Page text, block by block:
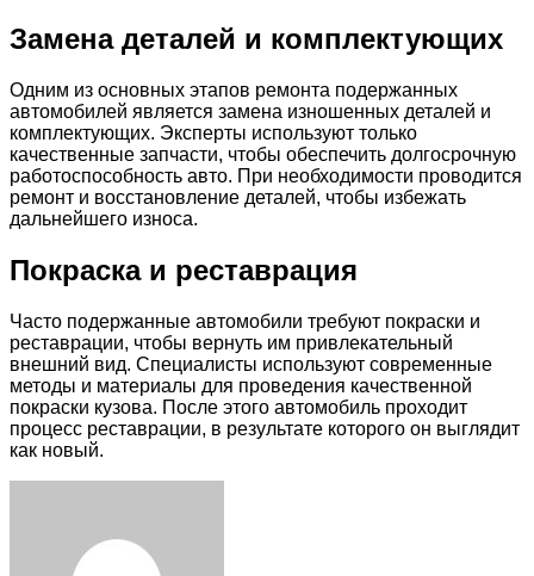
Замена деталей и комплектующих
Одним из основных этапов ремонта подержанных
автомобилей является замена изношенных деталей и
комплектующих. Эксперты используют только
качественные запчасти, чтобы обеспечить долгосрочную
работоспособность авто. При необходимости проводится
ремонт и восстановление деталей, чтобы избежать
дальнейшего износа.
Покраска и реставрация
Часто подержанные автомобили требуют покраски и
реставрации, чтобы вернуть им привлекательный
внешний вид. Специалисты используют современные
методы и материалы для проведения качественной
покраски кузова. После этого автомобиль проходит
процесс реставрации, в результате которого он выглядит
как новый.